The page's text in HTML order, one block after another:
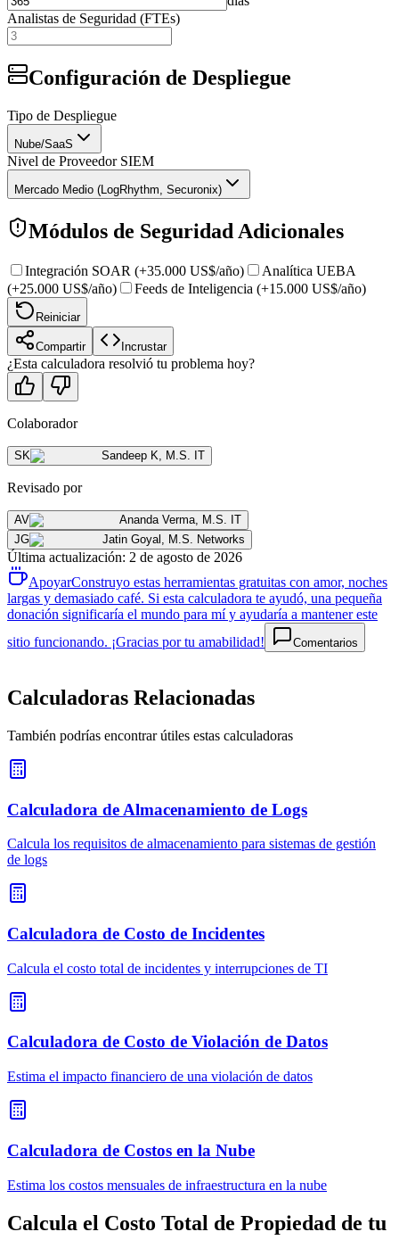
Analistas de Seguridad (FTEs)
Configuración de Despliegue
Tipo de Despliegue
Nube/SaaS
Nivel de Proveedor SIEM
Mercado Medio (LogRhythm, Securonix)
Módulos de Seguridad Adicionales
Integración SOAR (+35.000 US$/año)
Analítica UEBA
(+25.000 US$/año)
Feeds de Inteligencia (+15.000 US$/año)
Reiniciar
Compartir Incrustar
¿Esta calculadora resolvió tu problema hoy?
Colaborador
SK Sandeep K, M.S. IT
Revisado por
AV Ananda Verma, M.S. IT
JG
Jatin Goyal , M.S. Networks
Última actualización: 2 de agosto de 2026
ApoyarConstruyo estas herramientas gratuitas con amor, noches
largas y demasiado café. Si esta calculadora te ayudó, una pequeña
donación significaría el mundo para mí y ayudaría a mantener este
sitio funcionando. ¡Gracias por tu amabilidad!
Comentarios
Calculadoras Relacionadas
También podrías encontrar útiles estas calculadoras
Calculadora de Almacenamiento de Logs
Calcula los requisitos de almacenamiento para sistemas de gestión
de logs
Calculadora de Costo de Incidentes
Calcula el costo total de incidentes y interrupciones de TI
Calculadora de Costo de Violación de Datos
Estima el impacto financiero de una violación de datos
Calculadora de Costos en la Nube
Estima los costos mensuales de infraestructura en la nube
Calcula el Costo Total de Propiedad de tu